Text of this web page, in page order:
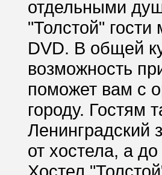
отдельными
"Толстой"
DVD. В общей
возможность
поможет вам с
городу. Гостям
Ленинградский
от хостела, а